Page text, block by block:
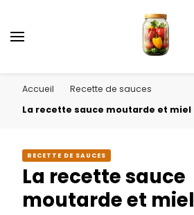
Accueil
Recette de sauces
La recette sauce moutarde et miel
RECETTE DE SAUCES
La recette sauce
moutarde et miel